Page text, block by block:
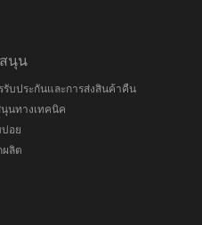
นุน
รับประกันและการส่งสินค้าคืน
นทางเทคนิค
อย
ผลิต